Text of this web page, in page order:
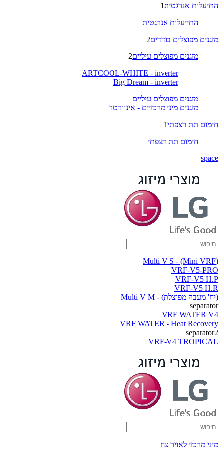
התיעלות אנרגטית1
התייעלות אנרגטית
מזגנים מפוצלים בודדים2
מזגנים מפוצלים עיליים2
ARTCOOL-WHITE - inverter
Big Dream - inverter
מזגנים מפוצלים עיליים
מזגנים מיני מרכזיים - אינוורטר
חימום תת רצפתי1
חימום תת רצפתי
space
(Multi V S - (Mini VRF
VRF-V5-PRO
VRF-V5 H.P
VRF-V5 H.R
(יח' מעבה מפוצלת) - Multi V M
separator
VRF WATER V4
VRF WATER - Heat Recovery
separator2
VRF-V4 TROPICAL
מיני מרכזי לאויר צח